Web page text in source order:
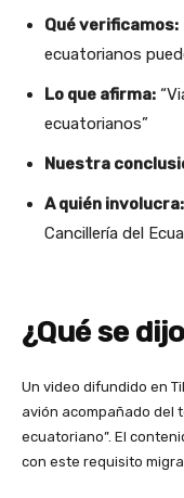
Qué verificamos:
ecuatorianos
Lo que afirma:
ecuatorianos”
Nuestra
A quién involucra:
Cancillería del
¿Qué se
Un video difundido en
avión acompañado del
ecuatoriano”. El
con este requisito